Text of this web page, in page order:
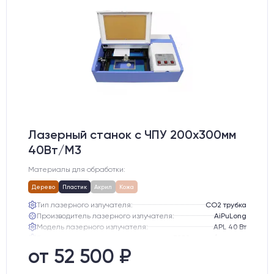
Лазерный станок c ЧПУ 200х300мм
40Вт/М3
Материалы для обработки:
Дерево Пластик Акрил Кожа
Тип лазерного излучателя:
СО2 трубка
Производитель лазерного излучателя:
AiPuLong
Модель лазерного излучателя:
APL 40 Вт
Линза:
Зеркала:
от 52 500 ₽